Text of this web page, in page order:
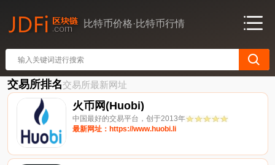
比特币价格·比特币行情
交易所排名交易所最新网址
火币网(Huobi)
中国最好的交易平台，创于2013年
最新网址：https://www.huobi.li